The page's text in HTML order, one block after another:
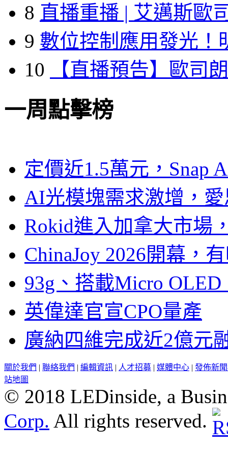
8 直播重播 | 艾邁斯歐
9 數位控制應用發光！
10
【直播預告】歐司
一周點擊榜
定價近1.5萬元，Snap
AI光模塊需求激增，
Rokid進入加拿大市場
ChinaJoy 2026開幕，
93g、搭載Micro
英偉達官宣CPO量產
廣納四維完成近2億元
關於我們 | 聯絡我們 | 編輯資訊 | 人才招募 | 媒體中心 | 發佈新
站地圖
© 2018 LEDinside, a
Corp. All rights reserved.